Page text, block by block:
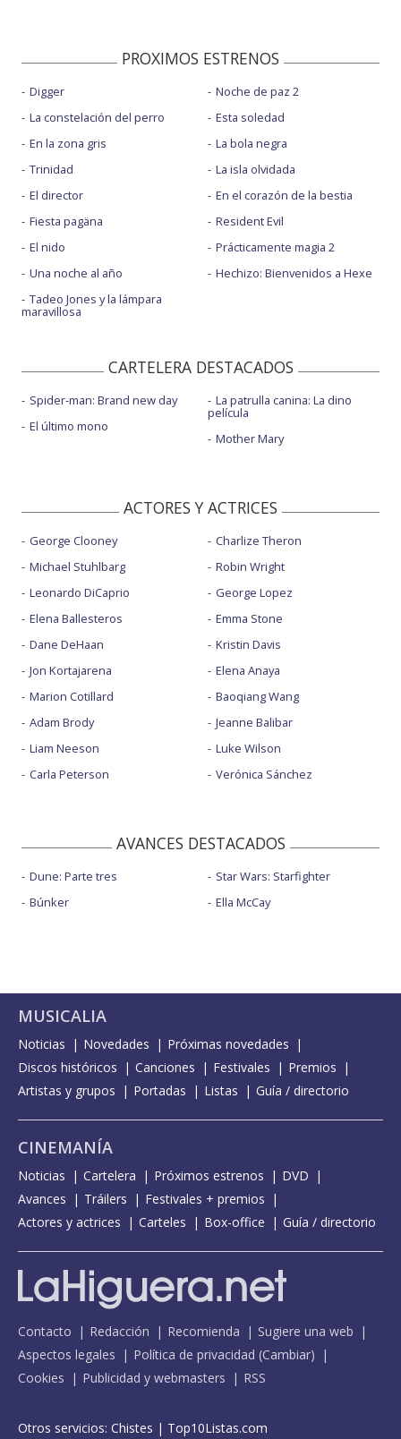
PROXIMOS ESTRENOS
Digger
La constelación del perro
En la zona gris
Trinidad
El director
Fiesta pagäna
El nido
Una noche al año
Tadeo Jones y la lámpara
maravillosa
Noche de paz 2
Esta soledad
La bola negra
La isla olvidada
En el corazón de la bestia
Resident Evil
Prácticamente magia 2
Hechizo: Bienvenidos a Hexe
CARTELERA DESTACADOS
Spider-man: Brand new day
El último mono
La patrulla canina: La dino
película
Mother Mary
ACTORES Y ACTRICES
George Clooney
Michael Stuhlbarg
Leonardo DiCaprio
Elena Ballesteros
Dane DeHaan
Jon Kortajarena
Marion Cotillard
Adam Brody
Liam Neeson
Carla Peterson
Charlize Theron
Robin Wright
George Lopez
Emma Stone
Kristin Davis
Elena Anaya
Baoqiang Wang
Jeanne Balibar
Luke Wilson
Verónica Sánchez
AVANCES DESTACADOS
Dune: Parte tres
Búnker
Star Wars: Starfighter
Ella McCay
MUSICALIA
Noticias Novedades
Próximas novedades
Discos históricos
Canciones Festivales
Premios
Artistas y grupos
Portadas Listas Guía / directorio
CINEMANÍA
Noticias Cartelera Próximos estrenos
DVD
Avances
Tráilers
Festivales + premios
Actores y actrices
Carteles Box-office Guía / directorio
Contacto Redacción Recomienda
Sugiere una web
Aspectos legales
Política de privacidad (Cambiar)
Cookies
Publicidad y webmasters RSS
Otros servicios: Chistes | Top10Listas.com